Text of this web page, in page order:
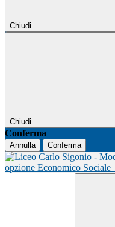
Chiudi
Chiudi
Conferma
Annulla Conferma
opzione Economico Sociale